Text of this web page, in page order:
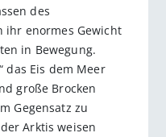
des
ihr enormes Gewicht
in Bewegung.
das Eis dem Meer
große Brocken
Gegensatz zu
Arktis weisen